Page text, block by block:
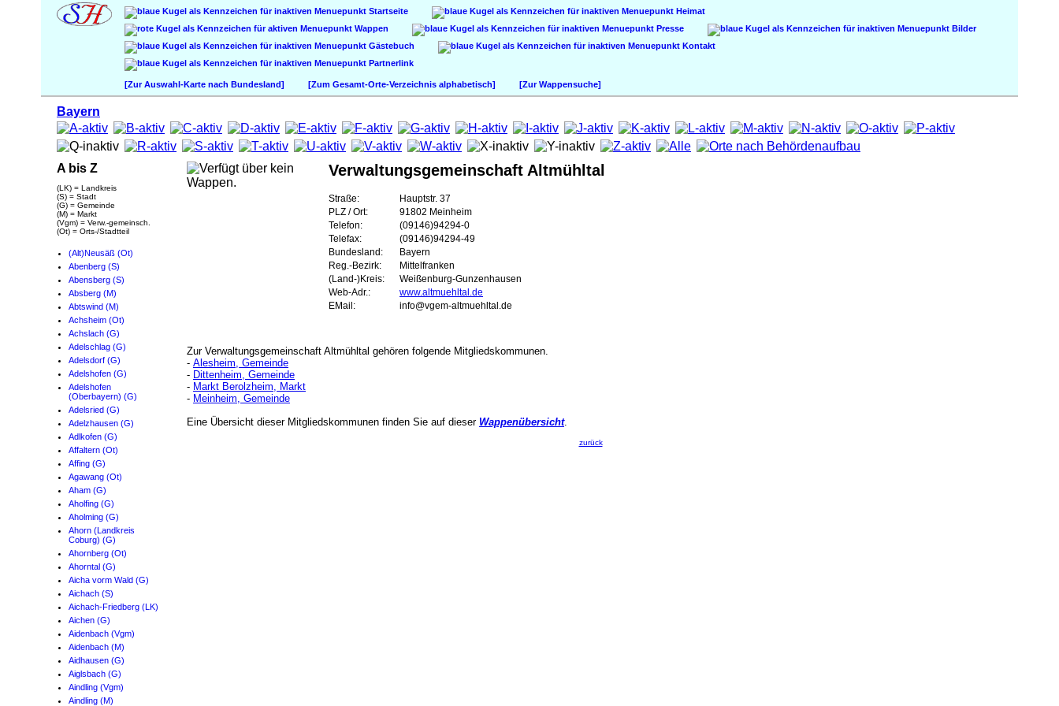
Startseite
Heimat
Wappen
Presse
Bilder
Gästebuch
Kontakt
Partnerlink
[Zur Auswahl-Karte nach Bundesland] [Zum Gesamt-Orte-Verzeichnis alphabetisch] [Zur Wappensuche]
Bayern
A bis Z
(LK) = Landkreis
(S) = Stadt
(G) = Gemeinde
(M) = Markt
(Vgm) = Verw.-gemeinsch.
(Ot) = Orts-/Stadtteil
(Alt)Neusäß (Ot)
Abenberg (S)
Abensberg (S)
Absberg (M)
Abtswind (M)
Achsheim (Ot)
Achslach (G)
Adelschlag (G)
Adelsdorf (G)
Adelshofen (G)
Adelshofen
(Oberbayern) (G)
Adelsried (G)
Adelzhausen (G)
Adlkofen (G)
Affaltern (Ot)
Affing (G)
Agawang (Ot)
Aham (G)
Aholfing (G)
Aholming (G)
Ahorn (Landkreis
Coburg) (G)
Ahornberg (Ot)
Ahorntal (G)
Aicha vorm Wald (G)
Aichach (S)
Aichach-Friedberg (LK)
Aichen (G)
Aidenbach (Vgm)
Aidenbach (M)
Aidhausen (G)
Aiglsbach (G)
Aindling (Vgm)
Aindling (M)
Verwaltungsgemeinschaft Altmühltal
Straße:
Hauptstr. 37
PLZ / Ort:
91802 Meinheim
Telefon:
(09146)94294-0
Telefax:
(09146)94294-49
Bundesland:
Bayern
Reg.-Bezirk:
Mittelfranken
(Land-)Kreis:
Weißenburg-Gunzenhausen
Web-Adr.:
www.altmuehltal.de
EMail:
info@vgem-altmuehltal.de
Zur Verwaltungsgemeinschaft Altmühltal gehören folgende Mitgliedskommunen.
- Alesheim, Gemeinde
- Dittenheim, Gemeinde
- Markt Berolzheim, Markt
- Meinheim, Gemeinde
Eine Übersicht dieser Mitgliedskommunen finden Sie auf dieser Wappenübersicht.
zurück